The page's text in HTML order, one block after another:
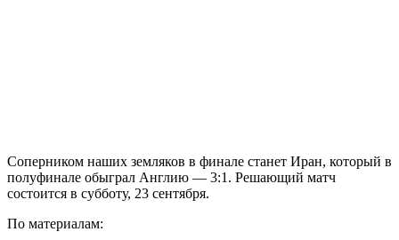
Соперником наших земляков в финале станет Иран, который в
полуфинале обыграл Англию — 3:1. Решающий матч
состоится в субботу, 23 сентября.
По материалам: